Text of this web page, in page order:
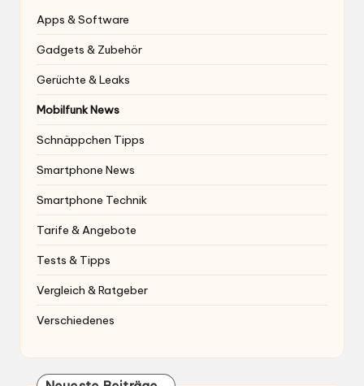
Apps & Software
Gadgets & Zubehör
Gerüchte & Leaks
Mobilfunk News
Schnäppchen Tipps
Smartphone News
Smartphone Technik
Tarife & Angebote
Tests & Tipps
Vergleich & Ratgeber
Verschiedenes